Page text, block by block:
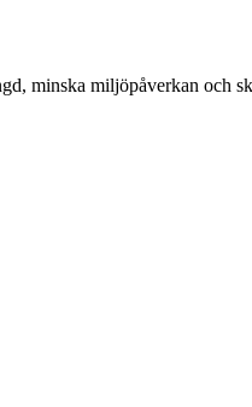
minska miljöpåverkan och